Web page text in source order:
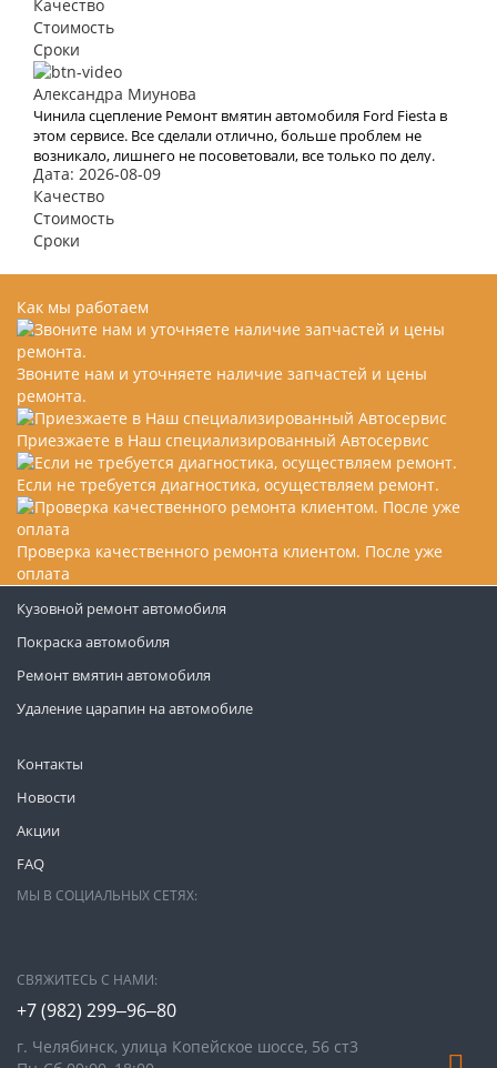
расходники, масла, фильтра брал со склада, масла только
оригиналы, в коробку тоже. Делал ремонт подвески, без
замечаний. Хороший сервис.
Качество
Стоимость
Сроки
Александра Миунова
Чинила сцепление Ремонт вмятин автомобиля Ford Fiesta в
этом сервисе. Все сделали отлично, больше проблем не
возникало, лишнего не посоветовали, все только по делу.
Цены здесь адекватные, меня очень это порадовало.
Спасибо!
Дата: 2026-08-09
Качество
Стоимость
Сроки
Как мы работаем
Звоните нам и уточняете наличие запчастей и цены
ремонта.
Приезжаете в Наш специализированный Автосервис
Если не требуется диагностика, осуществляем ремонт.
Проверка качественного ремонта клиентом. После уже
оплата
Контакты
Новости
Акции
FAQ
Кузовной ремонт автомобиля
Покраска автомобиля
Ремонт вмятин автомобиля
Удаление царапин на автомобиле
МЫ В СОЦИАЛЬНЫХ СЕТЯХ:
СВЯЖИТЕСЬ С НАМИ:
+7 (982) 299‒96‒80
г. Челябинск, улица Копейское шоссе, 56 ст3​